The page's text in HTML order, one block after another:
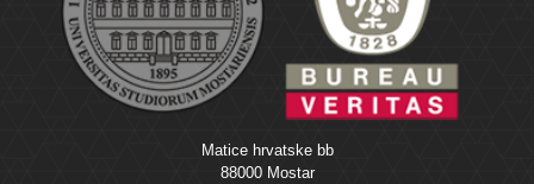
Matice hrvatske bb
88000 Mostar